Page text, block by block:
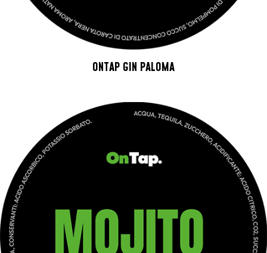
ONTAP GIN PALOMA